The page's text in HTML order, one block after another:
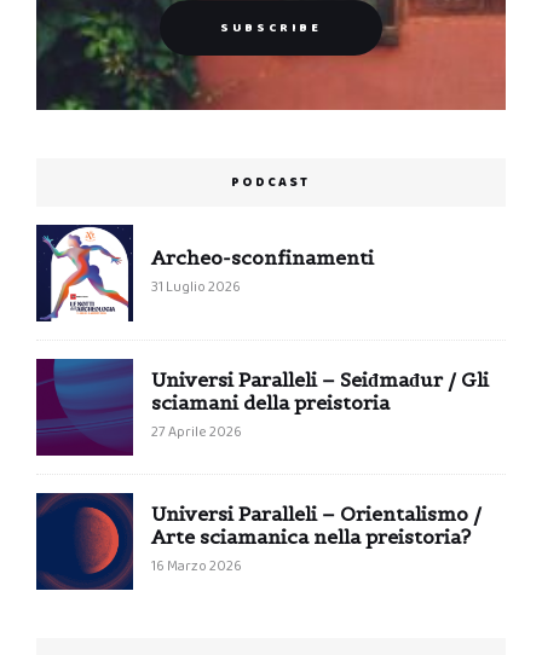
PODCAST
Archeo-sconfinamenti
31 Luglio 2026
Universi Paralleli – Seiđmađur / Gli
sciamani della preistoria
27 Aprile 2026
Universi Paralleli – Orientalismo /
Arte sciamanica nella preistoria?
16 Marzo 2026